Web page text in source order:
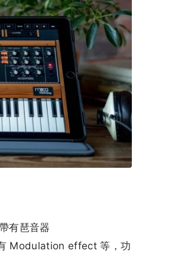
有琶音器
Modulation effect 等，功